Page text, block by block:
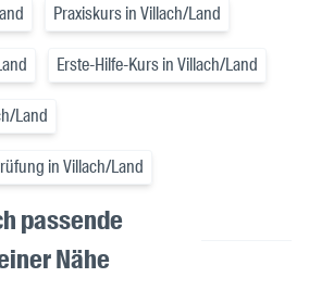
Praxiskurs in Villach/Land
Erste-Hilfe-Kurs in Villach/Land
Land
in Villach/Land
passende
Nähe